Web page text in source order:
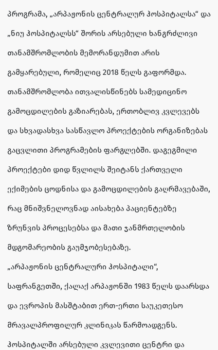
პროგრამა, „არპაჟონის ცენტრალურ ჰოსპიტალსა“ და
„ნიუ ჰოსპიტალსს“ შორის არსებული ხანგრძლივი
თანამშრომლობის მემორანდუმით არის
გამყარებული, რომელიც 2018 წელს გაფორმდა.
თანამშრომლობა ითვალისწინებს სამედიცინო
გამოცდილების გაზიარებას, ერთობლივ კვლევებს
და სხვადასხვა სასწავლო პროექტების ორგანიზებას
გაცვლითი პროგრამების ფარგლებში. დაგეგმილი
პროექტები დიდ წვლილს შეიტანს ქართველი
ექიმების ცოდნისა და გამოცდილების გაღრმავებაში,
რაც მნიშვნელოვნად აისახება პაციენტებზე
ზრუნვის პროცესებსა და მათი ჯანმრთელობის
მდგომარეობის გაუმჯობესებაზე.
„არპაჟონის ცენტრალური ჰოსპიტალი“,
საფრანგეთში, ქალაქ არპაჟონში 1983 წელს დაარსდა
და ევროპის მასშტაბით ერთ-ერთი საუკეთესო
მრავალპროფილურ კლინიკას წარმოადგენს.
ჰოსპიტალში არსებული კვლევითი ცენტრი და